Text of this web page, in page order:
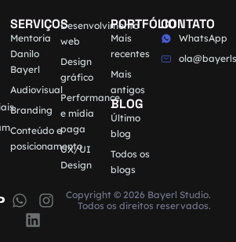
SERVIÇOS
Mentoria
Danilo
Bayerl
Audiovisual
Branding
Conteúdo e
posicionamento
Desenvolvimento
web
Design
gráfico
Performance
e mídia
paga
UX/UI
Design
PORTFÓLIO
Mais
recentes
Mais
antigos
BLOG
Último
blog
Todos os
blogs
CONTATO
WhatsApp
Copyright © 2026 Bayerl Studio.
Todos os direitos reservados.